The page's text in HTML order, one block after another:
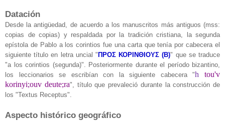
Datación
Desde la antigüedad, de acuerdo a los manuscritos más antiguos (mss:
copias de copias) y respaldada por la tradición cristiana, la segunda
epístola de Pablo a los corintios fue una carta que tenía por cabecera el
siguiente título en letra uncial " ΠΡΟΣ ΚΟΡΙΝΘΙΟΥΣ (B)" que se traduce
"a los corintios (segunda)". Posteriormente durante el período bizantino,
los leccionarios se escribían con la siguiente cabecera "h
tou'v
korinyi;ouv deute;ra", título que prevaleció durante la construcción de
los "Textus Receptus".
Aspecto histórico geográfico